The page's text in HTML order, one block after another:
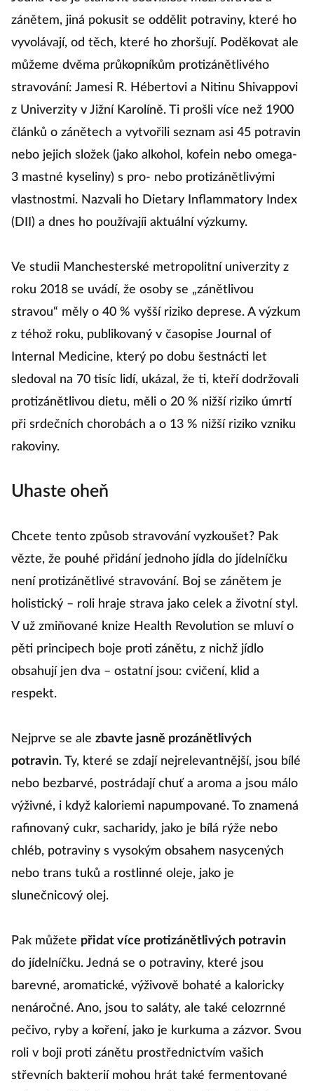
zánětem, jiná pokusit se oddělit potraviny, které ho
vyvolávají, od těch, které ho zhoršují. Poděkovat ale
můžeme dvěma průkopníkům protizánětlivého
stravování: Jamesi R. Hébertovi a Nitinu Shivappovi
z Univerzity v Jižní Karolíně. Ti prošli více než 1900
článků o zánětech a vytvořili seznam asi 45 potravin
nebo jejich složek (jako alkohol, kofein nebo omega-
3 mastné kyseliny) s pro- nebo protizánětlivými
vlastnostmi. Nazvali ho Dietary Inflammatory Index
(DII) a dnes ho používajíi aktuální výzkumy.
Ve studii Manchesterské metropolitní univerzity z
roku 2018 se uvádí, že osoby se „zánětlivou
stravou“ měly o 40 % vyšší riziko deprese. A výzkum
z téhož roku, publikovaný v časopise Journal of
Internal Medicine, který po dobu šestnácti let
sledoval na 70 tisíc lidí, ukázal, že ti, kteří dodržovali
protizánětlivou dietu, měli o 20 % nižší riziko úmrtí
při srdečních chorobách a o 13 % nižší riziko vzniku
rakoviny.
Uhaste oheň
Chcete tento způsob stravování vyzkoušet? Pak
vězte, že pouhé přidání jednoho jídla do jídelníčku
není protizánětlivé stravování. Boj se zánětem je
holistický – roli hraje strava jako celek a životní styl.
V už zmiňované knize Health Revolution se mluví o
pěti principech boje proti zánětu, z nichž jídlo
obsahují jen dva – ostatní jsou: cvičení, klid a
respekt.
Nejprve se ale zbavte jasně prozánětlivých
potravin. Ty, které se zdají nejrelevantnější, jsou bílé
nebo bezbarvé, postrádají chuť a aroma a jsou málo
výživné, i když kaloriemi napumpované. To znamená
rafinovaný cukr, sacharidy, jako je bílá rýže nebo
chléb, potraviny s vysokým obsahem nasycených
nebo trans tuků a rostlinné oleje, jako je
slunečnicový olej.
Pak můžete přidat více protizánětlivých potravin
do jídelníčku. Jedná se o potraviny, které jsou
barevné, aromatické, výživově bohaté a kaloricky
nenáročné. Ano, jsou to saláty, ale také celozrnné
pečivo, ryby a koření, jako je kurkuma a zázvor. Svou
roli v boji proti zánětu prostřednictvím vašich
střevních bakterií mohou hrát také fermentované